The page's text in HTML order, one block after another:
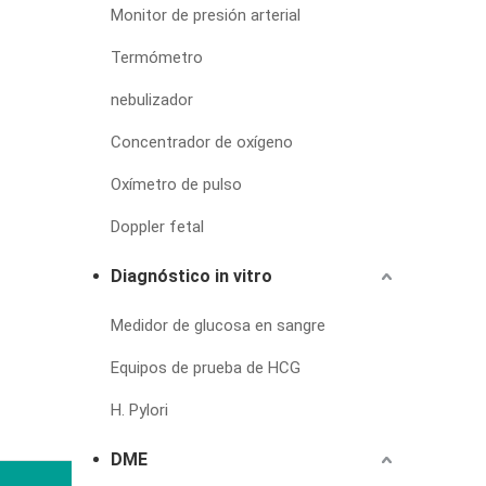
Monitor de presión arterial
Termómetro
nebulizador
Concentrador de oxígeno
Oxímetro de pulso
Doppler fetal
Diagnóstico in vitro
Medidor de glucosa en sangre
Equipos de prueba de HCG
H. Pylori
DME